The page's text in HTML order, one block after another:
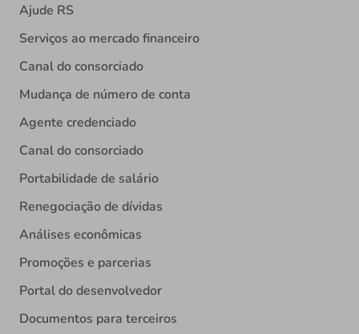
Ajude RS
Serviços ao mercado financeiro
Canal do consorciado
Mudança de número de conta
Agente credenciado
Canal do consorciado
Portabilidade de salário
Renegociação de dívidas
Análises econômicas
Promoções e parcerias
Portal do desenvolvedor
Documentos para terceiros